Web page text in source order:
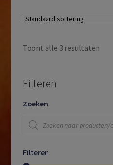
Toont alle 3 resultaten
Filteren
Zoeken
Producten
zoeken
Filteren